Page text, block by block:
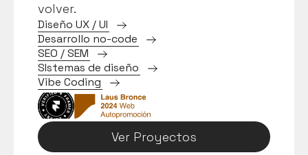
volver.
Diseño UX /UI
Desarrollo no-code
SEO /SEM
SIstemas de diseño
Vibe Coding
Ver Proyectos